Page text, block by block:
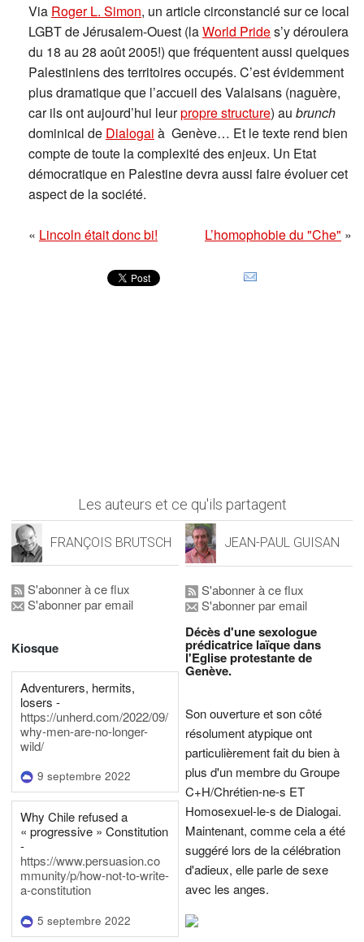
Via Roger L. Simon, un article circonstancié sur ce local
LGBT de Jérusalem-Ouest (laWorld Prides’y déroulera
du 18 au 28 août 2005!) que fréquentent aussi quelques
Palestiniens des territoires occupés. C’est évidemment
plus dramatique que l’accueil des Valaisans (naguère,
car ils ont aujourd’hui leurpropre structure) au brunch
dominical de Dialogai à Genève… Et le texte rend bien
compte de toute la complexité des enjeux. Un Etat
démocratique en Palestine devra aussi faire évoluer cet
aspect de la société.
« Lincoln était donc bi! L’homophobie du "Che" »
Les auteurs et ce qu'ils partagent
FRANÇOIS BRUTSCH
S'abonner à ce flux
S'abonner par email
Kiosque
Adventurers, hermits,
losers -
https://unherd.com/2022/09/
why-men-are-no-longer-
wild/
9 septembre 2022
Why Chile refused a
« progressive » Constitution
-
https://www.persuasion.co
mmunity/p/how-not-to-write-
a-constitution
5 septembre 2022
JEAN-PAUL GUISAN
S'abonner à ce flux
S'abonner par email
Décès d'une sexologue
prédicatrice laïque dans
l'Eglise protestante de
Genève.
Son ouverture et son côté
résolument atypique ont
particulièrement fait du bien à
plus d'un membre du Groupe
C+H/Chrétien-ne-s ET
Homosexuel-le-s de Dialogai.
Maintenant, comme cela a été
suggéré lors de la célébration
d'adieux, elle parle de sexe
avec les anges.